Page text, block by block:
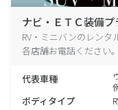
ナビ・ＥＴＣ装備プ
RV・ミニバンのレン
各店舗お電話ください。
代表車種
ボディタイプ